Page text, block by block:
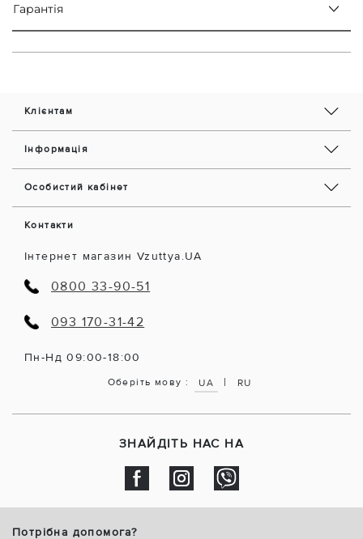
Гарантія
Клієнтам
Інформація
Особистий кабінет
Контакти
Інтернет магазин Vzuttya.UA
0800 33-90-51
093 170-31-42
Пн-Нд 09:00-18:00
Оберіть мову : UA | RU
ЗНАЙДІТЬ НАС НА
Потрібна допомога?